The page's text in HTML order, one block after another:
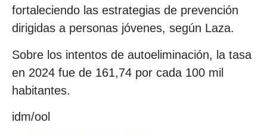
fortaleciendo las estrategias de prevención
dirigidas a personas jóvenes, según Laza.
Sobre los intentos de autoeliminación, la tasa
en 2024 fue de 161,74 por cada 100 mil
habitantes.
idm/ool